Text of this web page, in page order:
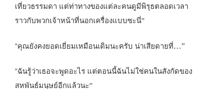
เที่ยวธรรมดา แต่ท่าทางของแต่ละคนดูมีพิรุธตลอดเวลา
ราวกับพวกเจ้าหน้าที่นอกเครื่องแบบซะนี่”
“คุณยังคงยอดเยี่ยมเหมือนเดิมนะครับ น่าเสียดายที่…”
“ฉันรู้ว่าเธอจะพูดอะไร แต่ตอนนี้ฉันไม่ใช่คนในสังกัดของ
สหพันธ์มนุษย์อีกแล้วนะ”